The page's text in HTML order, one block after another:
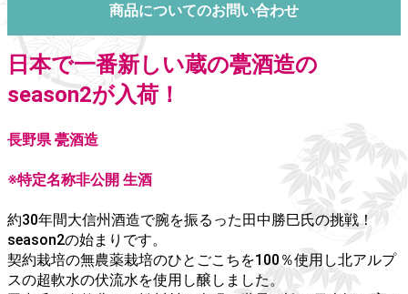
商品についてのお問い合わせ
日本で一番新しい蔵の甍酒造の
season2が入荷！
長野県 甍酒造
※特定名称非公開 生酒
約30年間大信州酒造で腕を振るった田中勝巳氏の挑戦！
season2の始まりです。
契約栽培の無農薬栽培のひとごこちを100％使用し北アルプ
スの超軟水の伏流水を使用し醸しました。